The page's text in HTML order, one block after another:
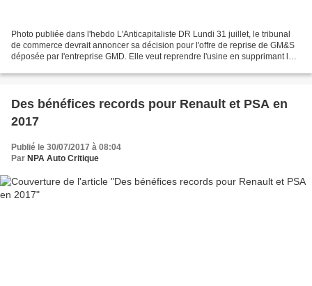
Photo publiée dans l'hebdo L'Anticapitaliste DR Lundi 31 juillet, le tribunal
de commerce devrait annoncer sa décision pour l'offre de reprise de GM&S
déposée par l'entreprise GMD. Elle veut reprendre l'usine en supprimant la
Des bénéfices records pour Renault et PSA en
2017
Publié le 30/07/2017 à 08:04
Par NPA Auto Critique